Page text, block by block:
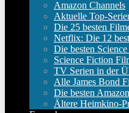
Amazon Channels
Aktuelle Top-
Die 25 besten
Netflix: Die 12
Die besten
Science Fiction
TV Serien in der
Alle James Bond
Die besten
Ältere Heimkino-